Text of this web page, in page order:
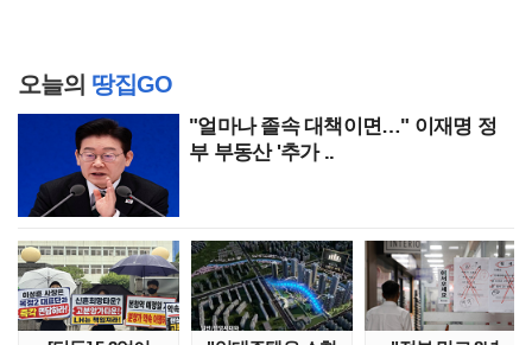
오늘의 땅집GO
"얼마나 졸속 대책이면…" 이재명 정
부 부동산 '추가 ..